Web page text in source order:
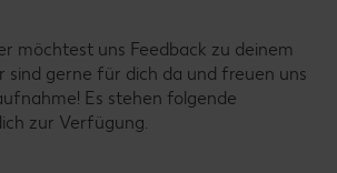
möchtest uns Feedback zu deinem
sind gerne für dich da und freuen uns
Es stehen folgende
zur Verfügung.